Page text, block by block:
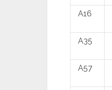
A16
A35
A57